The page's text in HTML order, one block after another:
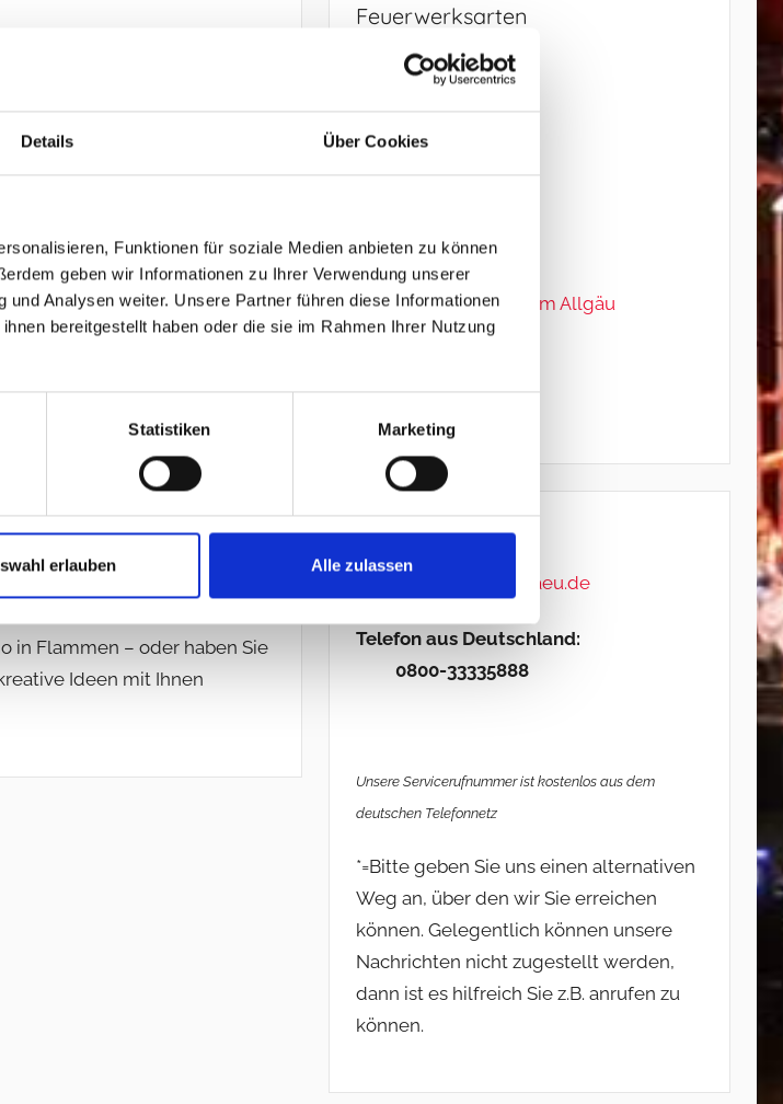
Details Über Cookies
Funktionen für soziale Medien anbieten zu können
geben wir Informationen zu Ihrer Verwendung unserer
Analysen weiter. Unsere Partner führen diese Informationen
bereitgestellt haben oder die sie im Rahmen Ihrer Nutzung
Statistiken Marketing
erlauben Alle zulassen
einer speziellen
Bild in dunkler Nacht
in Flammen – oder haben Sie
Ideen mit Ihnen
Feuerwerksarten
Bodenfeuerwerk
Brillantfeuerwerk
Lichterbild
Höhenfeuerwerk
Hochzeitsfeuerwerk im Allgäu
Bühnenpyrotechnik
Pyro-Freie Effekte
Kontakt *
info@feuerwerk-allgaeu.de
Telefon aus Deutschland:
0800-33335888
Unsere Servicerufnummer ist kostenlos aus dem
deutschen Telefonnetz
*=Bitte geben Sie uns einen alternativen
Weg an, über den wir Sie erreichen
können. Gelegentlich können unsere
Nachrichten nicht zugestellt werden,
dann ist es hilfreich Sie z.B. anrufen zu
können.